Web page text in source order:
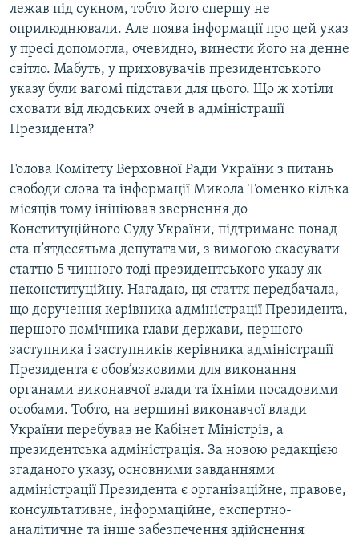
КРИМ РЕАЛІЇ
РУС
УКР
КТАТ
ДОЛУЧАЙСЯ!
Усі сайти RFE/RL
лежав під сукном, тобто його спершу не
оприлюднювали. Але поява інформації про цей указ
у пресі допомогла, очевидно, винести його на денне
світло. Мабуть, у приховувачів президентського
указу були вагомі підстави для цього. Що ж хотіли
сховати від людських очей в адміністрації
Президента?
Голова Комітету Верховної Ради України з питань
свободи слова та інформації Микола Томенко кілька
місяців тому ініціював звернення до
Конституційного Суду України, підтримане понад
ста п’ятдесятьма депутатами, з вимогою скасувати
статтю 5 чинного тоді президентського указу як
неконституційну. Нагадаю, ця стаття передбачала,
що доручення керівника адміністрації Президента,
першого помічника глави держави, першого
заступника і заступників керівника адміністрації
Президента є обов’язковими для виконання
органами виконавчої влади та їхніми посадовими
особами. Тобто, на вершині виконавчої влади
України перебував не Кабінет Міністрів, а
президентська адміністрація. За новою редакцією
згаданого указу, основними завданнями
адміністрації Президента є організаційне, правове,
консультативне, інформаційне, експертно-
аналітичне та інше забезпечення здійснення